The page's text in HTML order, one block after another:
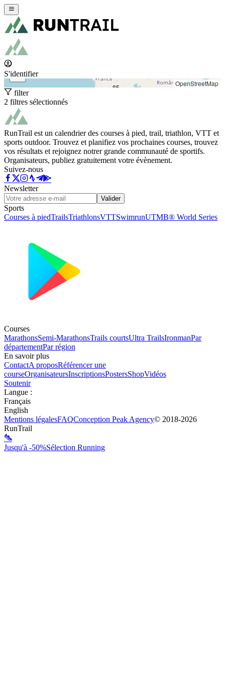
S'identifier
85
+
−
OpenStreetMap
filter
2 filtres sélectionnés
RunTrail est un calendrier des courses à pied, trail, triathlon, VTT et
sports outdoor. Trouvez et planifiez vos prochaines courses, trouvez
vos résultats et rejoignez notrer grande communauté de sportifs.
Organisateurs, publiez gratuitement votre évènement.
Suivez-nous
Newsletter
Valider
Sports
Courses à piedTrailsTriathlonsVTTSwimrunUTMB® World Series
Courses
MarathonsSemi-MarathonsTrails courtsUltra TrailsIronmanPar
départementPar région
En savoir plus
ContactA proposRéférencer une
courseOrganisateursInscriptionsPostersShopVidéos
Soutenir
Langue :
Français
English
Mentions légalesFAQConception Peak Agency© 2018-2026
RunTrail
Jusqu'à -50%Sélection Running